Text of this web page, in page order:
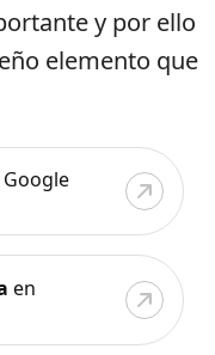
y por ello
elemento que
en